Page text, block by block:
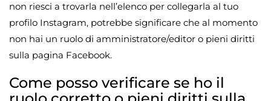
non riesci a trovarla nell’elenco per collegarla al tuo
profilo Instagram, potrebbe significare che al momento
non hai un ruolo di amministratore/editor o pieni diritti
sulla pagina Facebook.
Come posso verificare se ho il